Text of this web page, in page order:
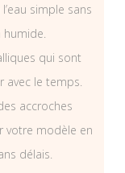
simple sans
humide.
qui sont
avec le temps.
accroches
votre modèle en
délais.